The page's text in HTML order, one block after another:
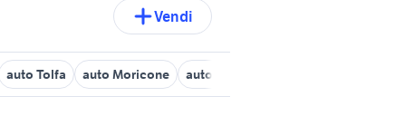
Vendi
auto Tolfa auto Moricone auto Trivigliano